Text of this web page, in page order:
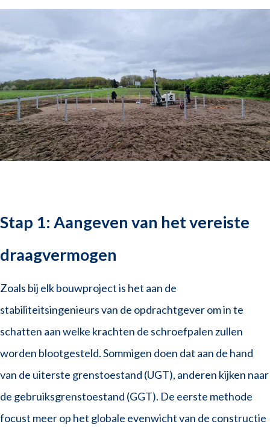
Stap 1: Aangeven van het vereiste
draagvermogen
Zoals bij elk bouwproject is het aan de
stabiliteitsingenieurs van de opdrachtgever om in te
schatten aan welke krachten de schroefpalen zullen
worden blootgesteld. Sommigen doen dat aan de hand
van de uiterste grenstoestand (UGT), anderen kijken naar
de gebruiksgrenstoestand (GGT). De eerste methode
focust meer op het globale evenwicht van de constructie